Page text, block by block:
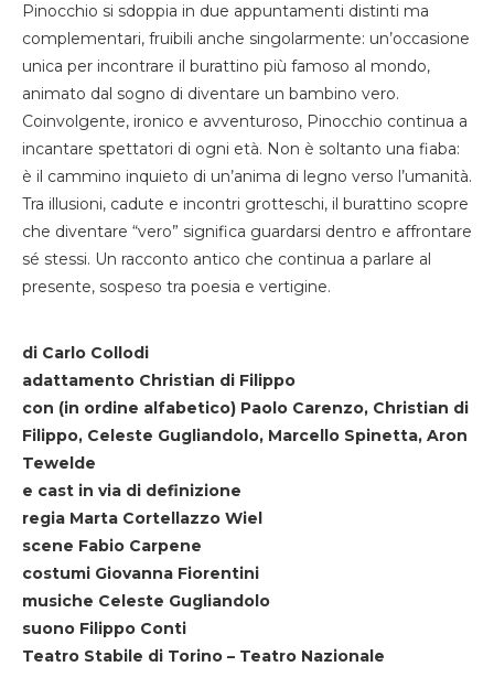
Pinocchio si sdoppia in due appuntamenti distinti ma
complementari, fruibili anche singolarmente: un’occasione
unica per incontrare il burattino più famoso al mondo,
animato dal sogno di diventare un bambino vero.
Coinvolgente, ironico e avventuroso, Pinocchio continua a
incantare spettatori di ogni età. Non è soltanto una fiaba:
è il cammino inquieto di un’anima di legno verso l’umanità.
Tra illusioni, cadute e incontri grotteschi, il burattino scopre
che diventare “vero” significa guardarsi dentro e affrontare
sé stessi. Un racconto antico che continua a parlare al
presente, sospeso tra poesia e vertigine.
di Carlo Collodi
adattamento Christian di Filippo
con (in ordine alfabetico) Paolo Carenzo, Christian di
Filippo, Celeste Gugliandolo, Marcello Spinetta, Aron
Tewelde
e cast in via di definizione
regia Marta Cortellazzo Wiel
scene Fabio Carpene
costumi Giovanna Fiorentini
musiche Celeste Gugliandolo
suono Filippo Conti
Teatro Stabile di Torino – Teatro Nazionale